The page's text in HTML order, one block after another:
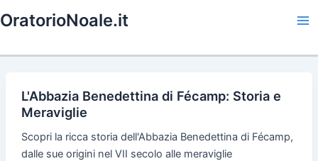
to
OratorioNoale.it
L'Abbazia Benedettina di Fécamp: Storia e
Meraviglie
Scopri la ricca storia dell'Abbazia Benedettina di Fécamp,
dalle sue origini nel VII secolo alle meraviglie